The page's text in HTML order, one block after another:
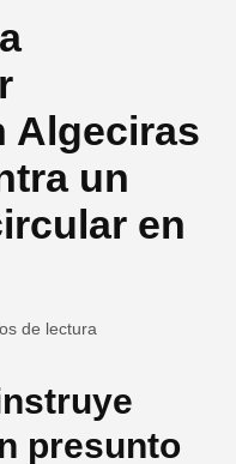
Algeciras
un
en
de lectura
presunto